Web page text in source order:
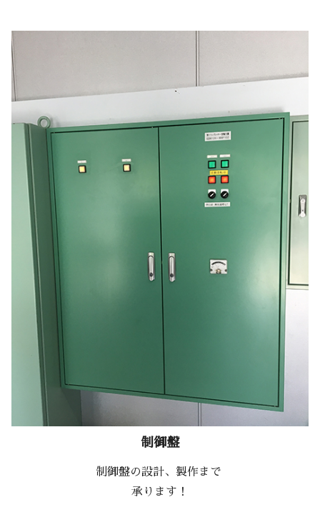
制御盤
制御盤の設計、製作まで
承ります！